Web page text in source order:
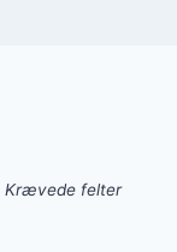
Krævede felter